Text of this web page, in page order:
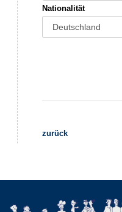
Nationalität
zurück